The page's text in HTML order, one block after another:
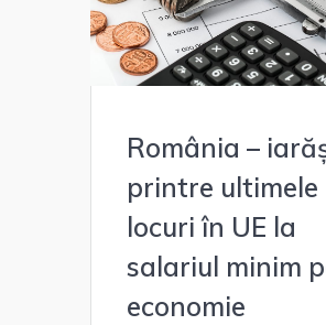
România –
printre ultimele
locuri în UE la
salariul minim
economie